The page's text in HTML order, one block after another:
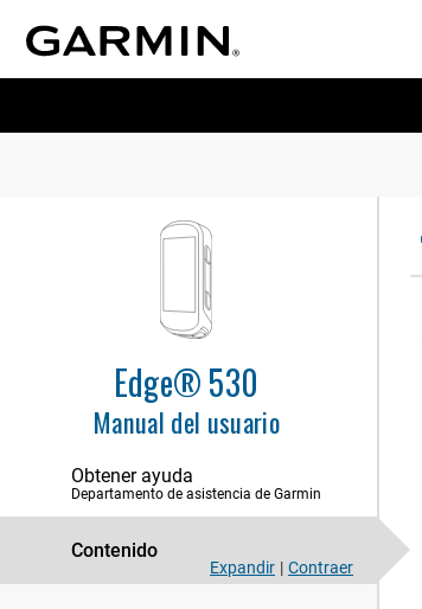
Edge® 530
Manual del usuario
Obtener ayuda
Departamento de asistencia de Garmin
Contenido
Expandir | Contraer
Introducción